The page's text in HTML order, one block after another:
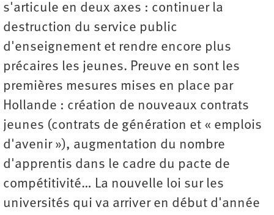
s'articule en deux axes : continuer la
destruction du service public
d'enseignement et rendre encore plus
précaires les jeunes. Preuve en sont les
premières mesures mises en place par
Hollande : création de nouveaux contrats
jeunes (contrats de génération et « emplois
d'avenir »), augmentation du nombre
d'apprentis dans le cadre du pacte de
compétitivité… La nouvelle loi sur les
universités qui va arriver en début d'année